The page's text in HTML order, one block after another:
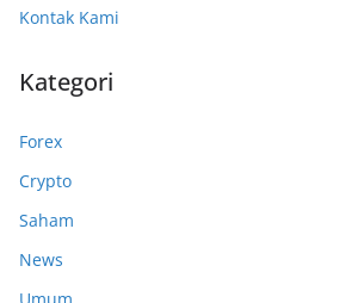
Kontak Kami
Kategori
Forex
Crypto
Saham
News